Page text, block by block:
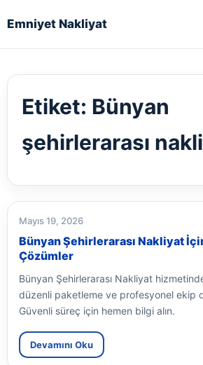
Emniyet Nakliyat
Etiket: Bünyan
şehirlerarası
Mayıs 19, 2026
Bünyan Şehirlerarası Nakliyat
Çözümler
Bünyan Şehirlerarası Nakliyat
düzenli paketleme ve profesyonel ekip
Güvenli süreç için hemen bilgi alın.
Devamını Oku